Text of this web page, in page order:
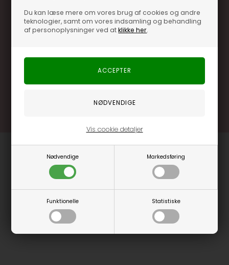
Du kan læse mere om vores brug af cookies og andre
teknologier, samt om vores indsamling og behandling
af personoplysninger ved atklikke her.
Nødvendige Markedsføring
Funktionelle Statistiske
Vis cookie detaljer
Optjen 3% i bonuskroner når du handler
Særlige, eksklusive tilbud kun til klubkunder
.... og mange flere fordele